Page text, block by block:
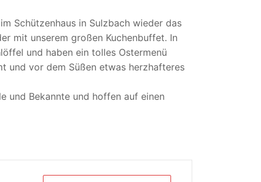
Schützenhaus in Sulzbach wieder das
mit unserem großen Kuchenbuffet. In
und haben ein tolles Ostermenü
und vor dem Süßen etwas herzhafteres
und Bekannte und hoffen auf einen